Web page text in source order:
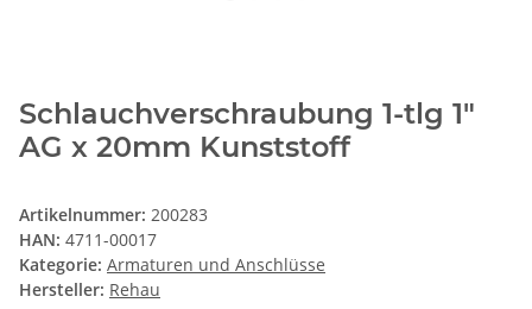
Schlauchverschraubung 1-tlg 1"
AG x 20mm Kunststoff
Artikelnummer: 200283
HAN: 4711-00017
Kategorie: Armaturen und Anschlüsse
Hersteller: Rehau